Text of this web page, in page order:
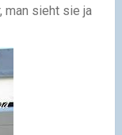
man sieht sie ja